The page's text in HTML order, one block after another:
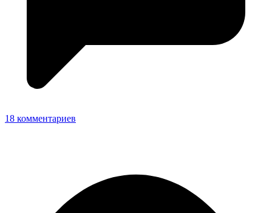
18 комментариев